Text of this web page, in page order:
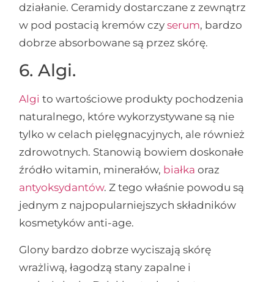
działanie. Ceramidy dostarczane z zewnątrz
w pod postacią kremów czyserum, bardzo
dobrze absorbowane są przez skórę.
6. Algi.
Algi to wartościowe produkty pochodzenia
naturalnego, które wykorzystywane są nie
tylko w celach pielęgnacyjnych, ale również
zdrowotnych. Stanowią bowiem doskonałe
źródło witamin, minerałów, białka oraz
antyoksydantów. Z tego właśnie powodu są
jednym z najpopularniejszych składników
kosmetyków anti-age.
Glony bardzo dobrze wyciszają skórę
wrażliwą, łagodzą stany zapalne i